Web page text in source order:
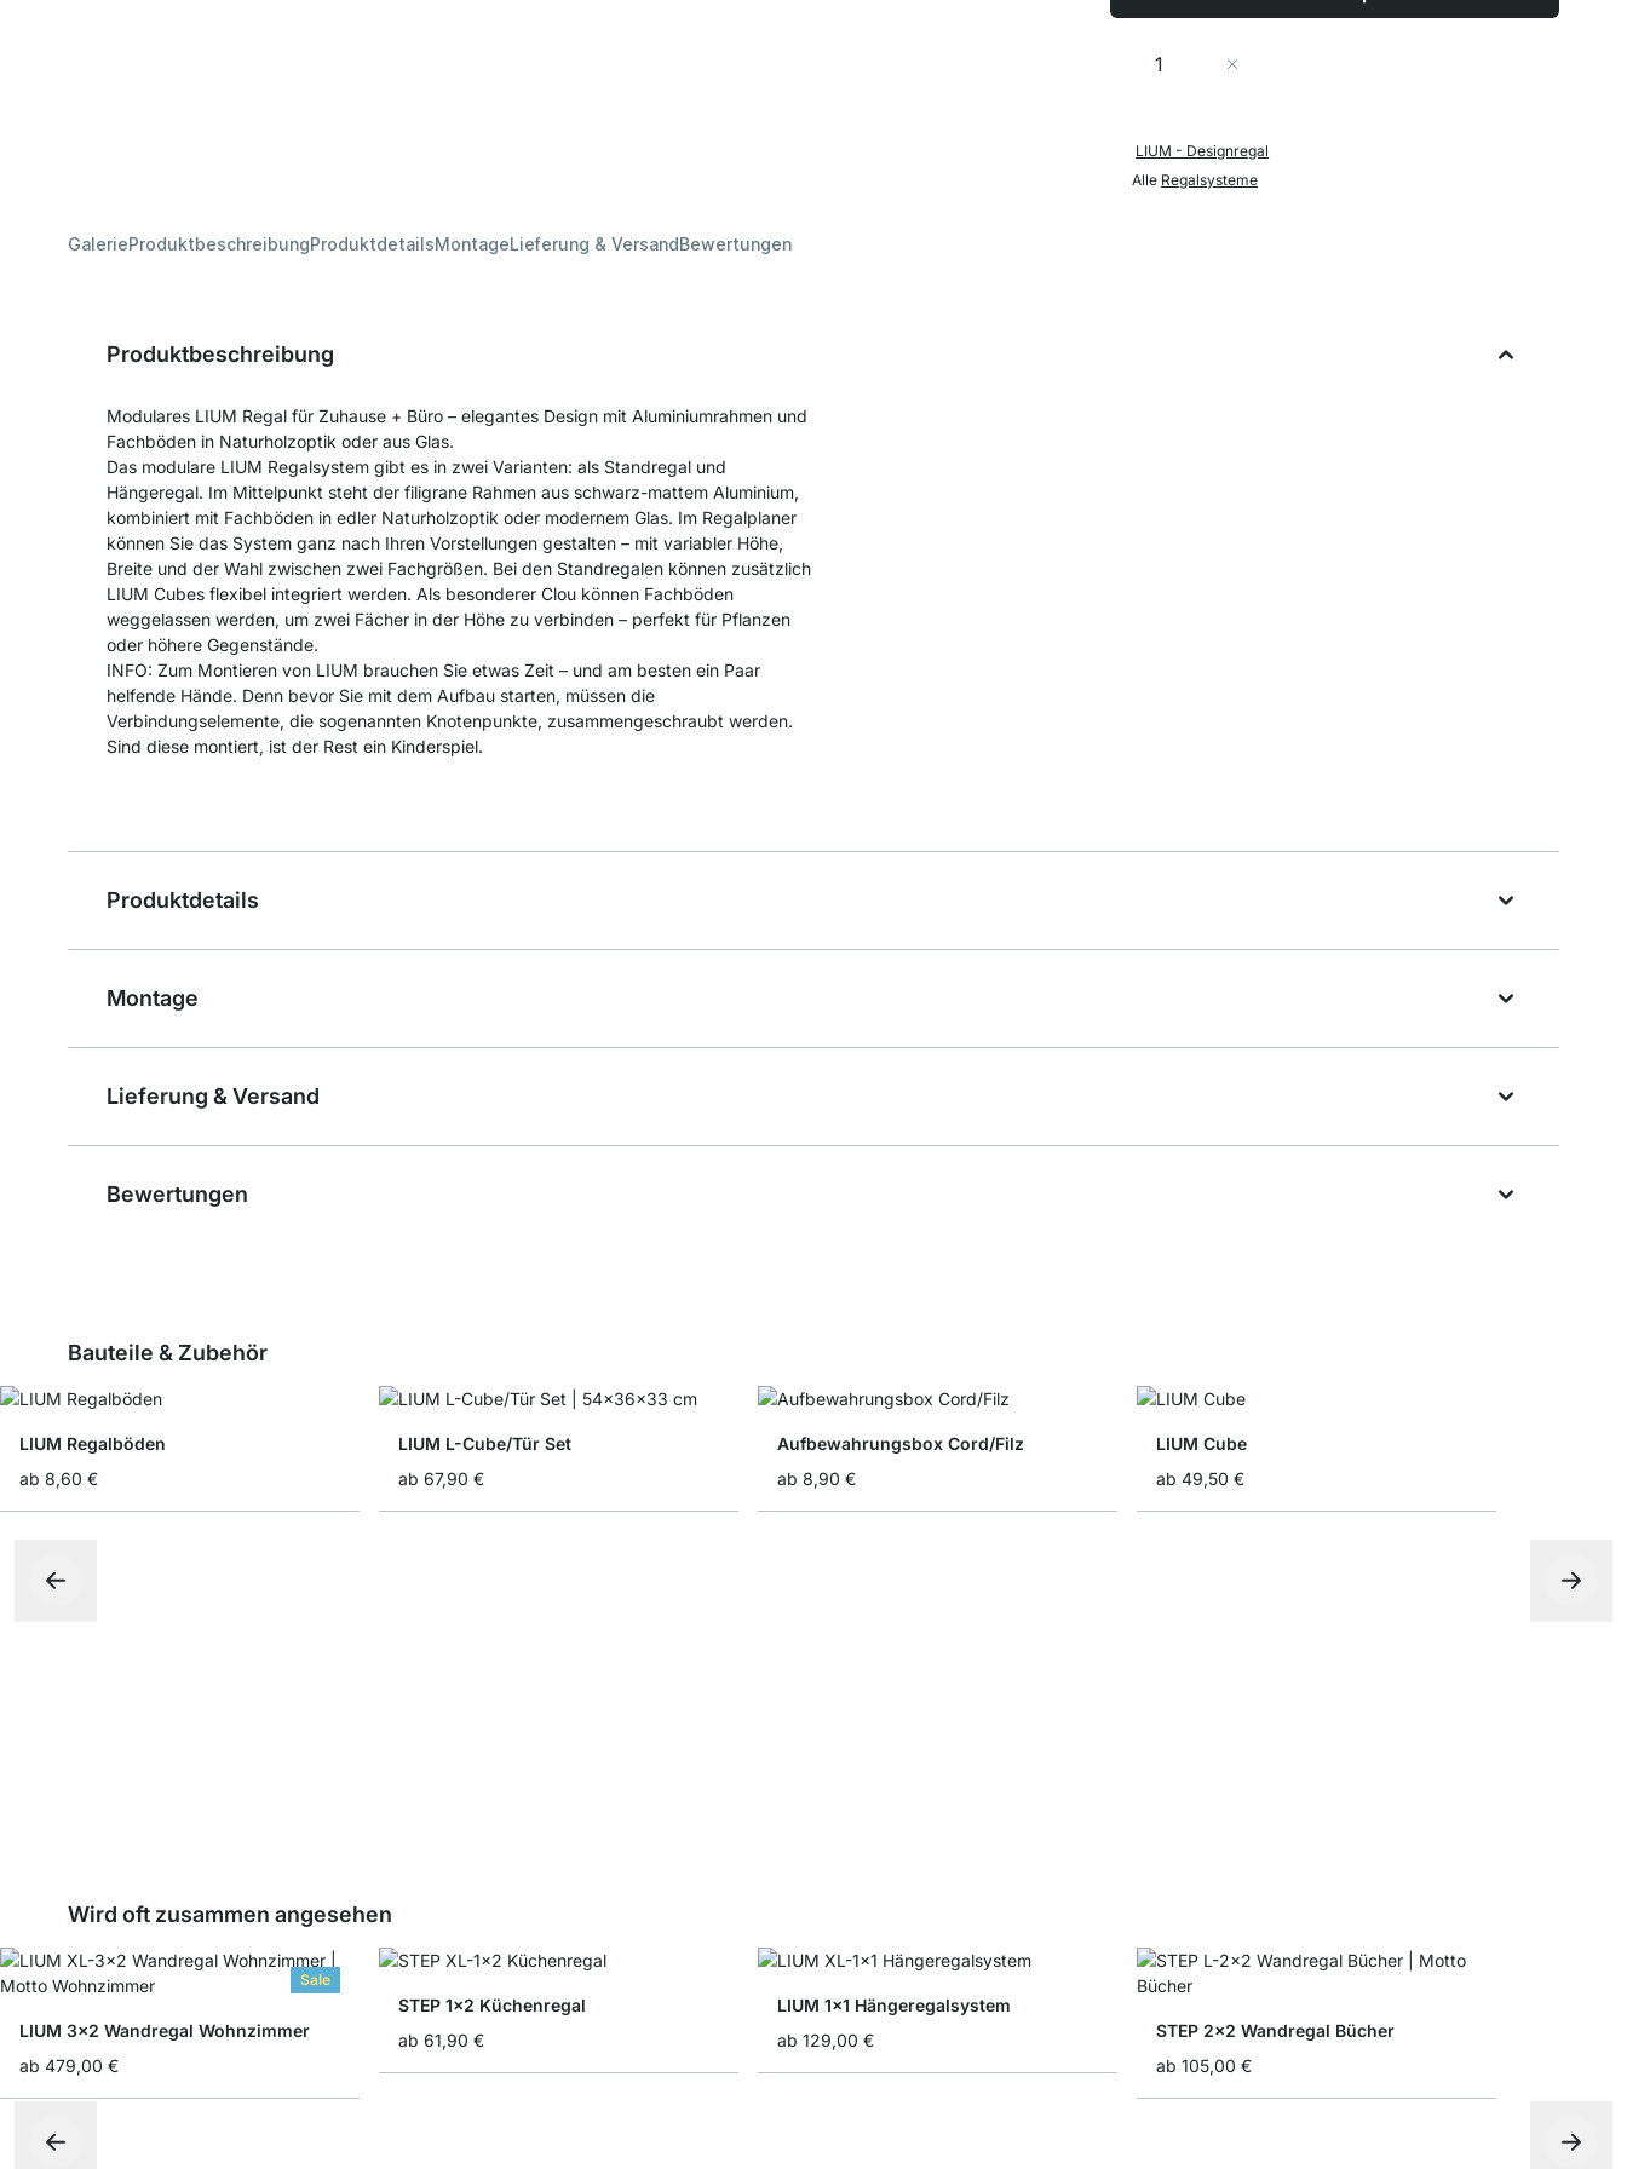
Menge
LIUM - Designregal
Alle Regalsysteme
GalerieProduktbeschreibungProduktdetailsMontageLieferung & VersandBewertungen
Produktbeschreibung
Modulares LIUM Regal für Zuhause + Büro – elegantes Design mit Aluminiumrahmen und
Fachböden in Naturholzoptik oder aus Glas.
Das modulare LIUM Regalsystem gibt es in zwei Varianten: als Standregal und
Hängeregal. Im Mittelpunkt steht der filigrane Rahmen aus schwarz-mattem Aluminium,
kombiniert mit Fachböden in edler Naturholzoptik oder modernem Glas. Im Regalplaner
können Sie das System ganz nach Ihren Vorstellungen gestalten – mit variabler Höhe,
Breite und der Wahl zwischen zwei Fachgrößen. Bei den Standregalen können zusätzlich
LIUM Cubes flexibel integriert werden. Als besonderer Clou können Fachböden
weggelassen werden, um zwei Fächer in der Höhe zu verbinden – perfekt für Pflanzen
oder höhere Gegenstände.
INFO: Zum Montieren von LIUM brauchen Sie etwas Zeit – und am besten ein Paar
helfende Hände. Denn bevor Sie mit dem Aufbau starten, müssen die
Verbindungselemente, die sogenannten Knotenpunkte, zusammengeschraubt werden.
Sind diese montiert, ist der Rest ein Kinderspiel.
Produktdetails
Montage
Lieferung & Versand
Bewertungen
Bauteile & Zubehör
LIUM Regalböden
ab 8,60 €
LIUM L-Cube/Tür Set
ab 67,90 €
Aufbewahrungsbox Cord/Filz
ab 8,90 €
LIUM Cube
ab 49,50 €
Wird oft zusammen angesehen
Sale
LIUM 3x2 Wandregal Wohnzimmer
ab 479,00 €
STEP 1x2 Küchenregal
ab 61,90 €
LIUM 1x1 Hängeregalsystem
ab 129,00 €
STEP 2x2 Wandregal Bücher
ab 105,00 €